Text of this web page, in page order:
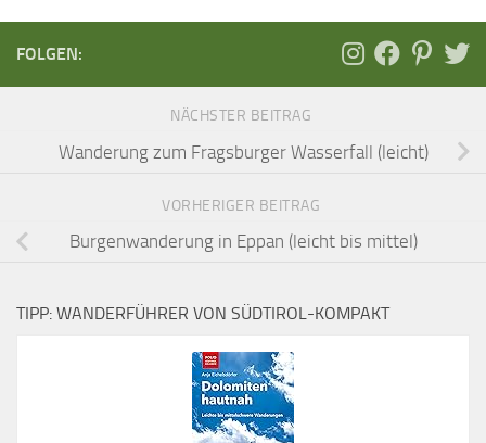
FOLGEN:
NÄCHSTER BEITRAG
Wanderung zum Fragsburger Wasserfall (leicht)
VORHERIGER BEITRAG
Burgenwanderung in Eppan (leicht bis mittel)
TIPP: WANDERFÜHRER VON SÜDTIROL-KOMPAKT